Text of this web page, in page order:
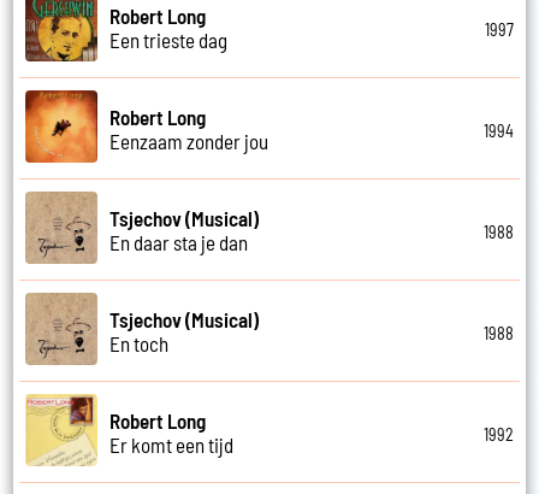
Robert Long
Een trieste dag
1997
Robert Long
Eenzaam zonder jou
1994
Tsjechov (Musical)
En daar sta je dan
1988
Tsjechov (Musical)
En toch
1988
Robert Long
Er komt een tijd
1992